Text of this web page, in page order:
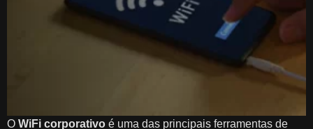
O WiFi corporativo é uma das principais ferramentas de